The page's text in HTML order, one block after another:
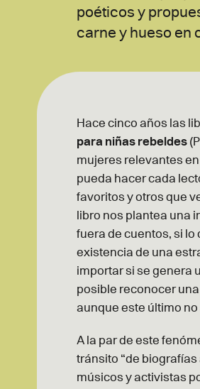
poéticos y
carne y hueso en
Hace cinco años las
para niñas rebeldes
mujeres relevantes
pueda hacer cada
favoritos y otros que
libro nos plantea una
fuera de cuentos, si
existencia de una
importar si se genera
posible reconocer
aunque este último
A la par de este
tránsito “de
músicos y activistas